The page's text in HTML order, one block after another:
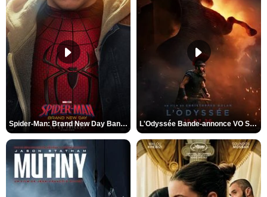
Spider-Man: Brand New Day Bande-annonce VO STFR L'Odyssée Bande-annonce VO STFR